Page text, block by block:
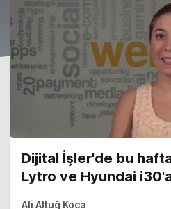
Dijital İşler'de bu
Lytro ve Hyundai
Ali Altuğ Koca